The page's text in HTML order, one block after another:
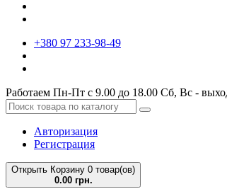
+380 97 233-98-49
Работаем Пн-Пт с 9.00 до 18.00 Сб, Вс -
Авторизация
Регистрация
Открыть Корзину 0 товар(ов)
0.00 грн.